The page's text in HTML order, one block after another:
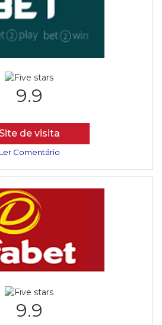
9.9
de visita
Ler Comentário
9.9